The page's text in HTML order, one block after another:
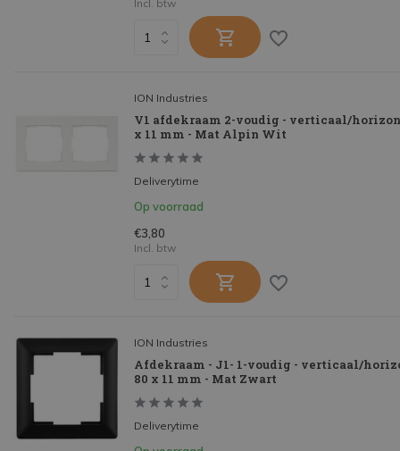
Incl. btw
ION Industries
V1 afdekraam 2-voudig - verticaal/
x 11 mm - Mat Alpin Wit
Deliverytime
Op voorraad
€3,80
Incl. btw
ION Industries
Afdekraam - J1- 1-voudig - verticaal/
80 x 11 mm - Mat Zwart
Deliverytime